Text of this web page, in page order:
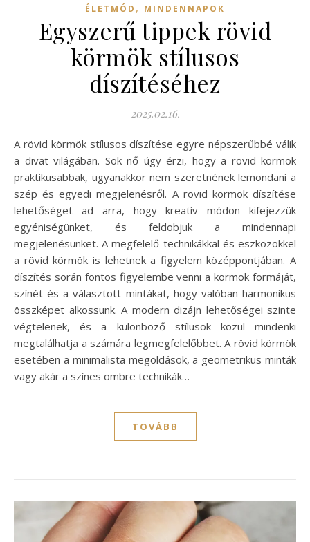
ÉLETMÓD , MINDENNAPOK
Egyszerű tippek rövid
körmök stílusos
díszítéséhez
2025.02.16.
A rövid körmök stílusos díszítése egyre népszerűbbé válik
a divat világában. Sok nő úgy érzi, hogy a rövid körmök
praktikusabbak, ugyanakkor nem szeretnének lemondani a
szép és egyedi megjelenésről. A rövid körmök díszítése
lehetőséget ad arra, hogy kreatív módon kifejezzük
egyéniségünket, és feldobjuk a mindennapi
megjelenésünket. A megfelelő technikákkal és eszközökkel
a rövid körmök is lehetnek a figyelem középpontjában. A
díszítés során fontos figyelembe venni a körmök formáját,
színét és a választott mintákat, hogy valóban harmonikus
összképet alkossunk. A modern dizájn lehetőségei szinte
végtelenek, és a különböző stílusok közül mindenki
megtalálhatja a számára legmegfelelőbbet. A rövid körmök
esetében a minimalista megoldások, a geometrikus minták
vagy akár a színes ombre technikák…
TOVÁBB